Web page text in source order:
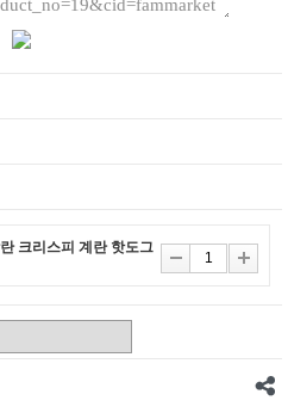
크리스피 계란 핫도그